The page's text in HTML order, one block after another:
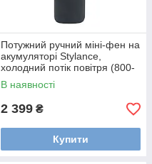
Потужний ручний міні-фен на
акумуляторі Stylance,
холодний потік повітря (800-
004)
В наявності
2 399 ₴
Купити